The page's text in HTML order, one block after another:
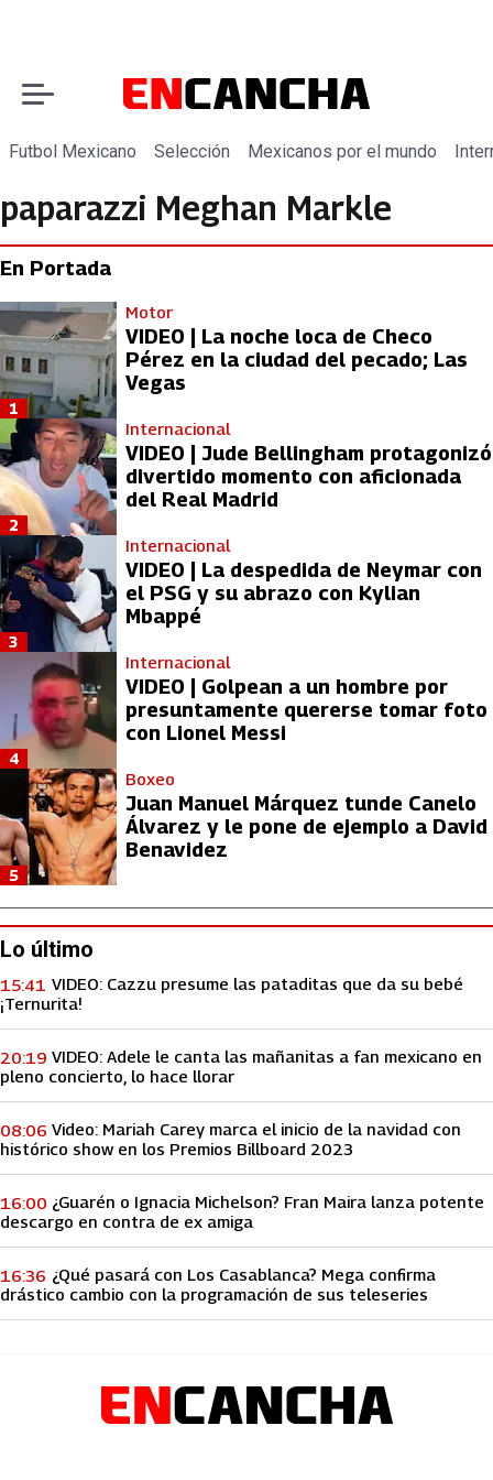
Futbol Mexicano Selección Mexicanos por el mundo
paparazzi Meghan Markle
En Portada
Motor
VIDEO | La noche loca de Checo
Pérez en la ciudad del pecado; Las
Vegas
1
Internacional
VIDEO | Jude Bellingham protagonizó
divertido momento con aficionada
del Real Madrid
2
Internacional
VIDEO | La despedida de Neymar con
el PSG y su abrazo con Kylian
Mbappé
3
Internacional
VIDEO | Golpean a un hombre por
presuntamente quererse tomar foto
con Lionel Messi
4
Boxeo
Juan Manuel Márquez tunde Canelo
Álvarez y le pone de ejemplo a David
Benavidez
5
Lo último
VIDEO: Cazzu presume las pataditas que da su bebé
¡Ternurita!
15:41
VIDEO: Adele le canta las mañanitas a fan mexicano en
pleno concierto, lo hace llorar
20:19
Video: Mariah Carey marca el inicio de la navidad con
histórico show en los Premios Billboard 2023
08:06
¿Guarén o Ignacia Michelson? Fran Maira lanza potente
descargo en contra de ex amiga
16:00
¿Qué pasará con Los Casablanca? Mega confirma
drástico cambio con la programación de sus teleseries
16:36